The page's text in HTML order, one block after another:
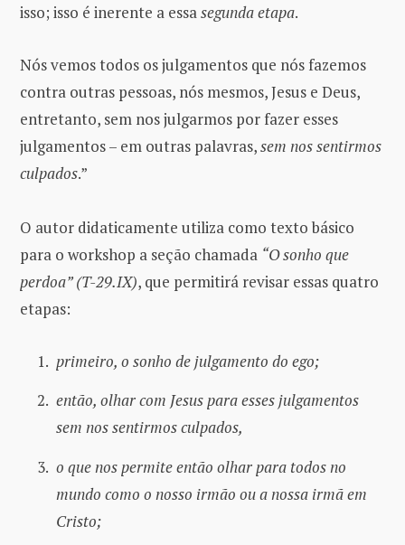
isso; isso é inerente a essa segunda etapa.
Nós vemos todos os julgamentos que nós fazemos
contra outras pessoas, nós mesmos, Jesus e Deus,
entretanto, sem nos julgarmos por fazer esses
julgamentos – em outras palavras,sem nos sentirmos
culpados.”
O autor didaticamente utiliza como texto básico
para o workshop a seção chamada “O sonho que
perdoa” (T-29.IX), que permitirá revisar essas quatro
etapas:
primeiro, o sonho de julgamento do ego;
então, olhar com Jesus para esses julgamentos
sem nos sentirmos culpados,
o que nos permite então olhar para todos no
mundo como o nosso irmão ou a nossa irmã em
Cristo;